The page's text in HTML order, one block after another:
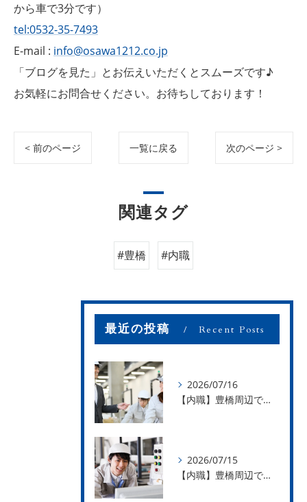
から車で3分です）
tel:0532-35-7493
E-mail : info@osawa1212.co.jp
「ブログを見た」とお伝えいただくとスムーズです♪
お気軽にお問合せください。お待ちしております！
< 前のページ 一覧に戻る 次のページ >
関連タグ
#豊橋 #内職
最近の投稿 Recent Posts
2026/07/16
【内職】豊橋周辺で内職のお仕事を探している方募集中！【お仕事の内容】
2026/07/15
【内職】豊橋周辺で内職のお仕事を探している方募集中！【急な学級閉鎖も安心】